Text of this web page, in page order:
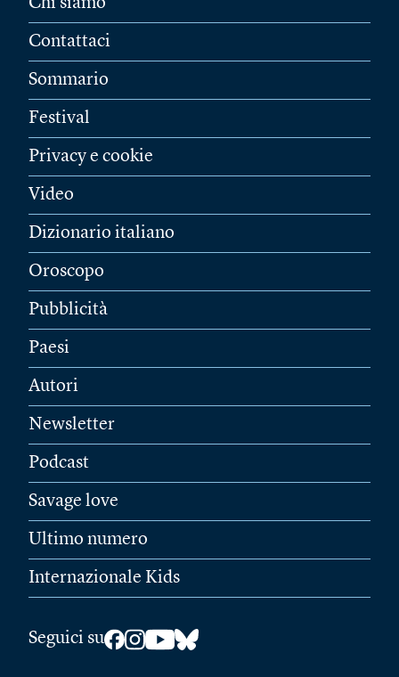
Chi siamo
Contattaci
Sommario
Festival
Privacy e cookie
Video
Dizionario italiano
Oroscopo
Pubblicità
Paesi
Autori
Newsletter
Podcast
Savage love
Ultimo numero
Internazionale Kids
Seguici su